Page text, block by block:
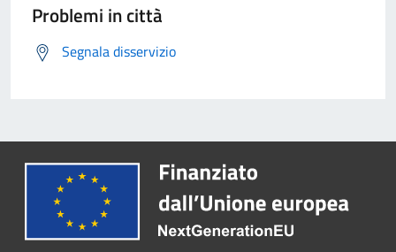
Problemi in città
Segnala disservizio